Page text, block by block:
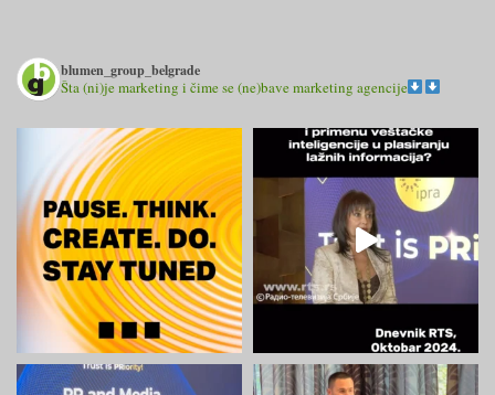
blumen_group_belgrade
Šta (ni)je marketing i čime se (ne)bave marketing agencije